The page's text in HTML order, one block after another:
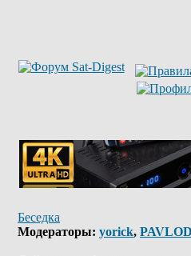
Беседка
Модераторы: yorick,